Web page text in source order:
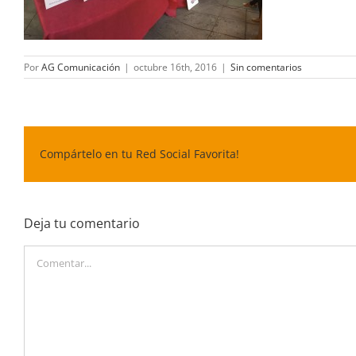
PorAG Comunicación | octubre 16th, 2016 | Sin comentarios
Compártelo en tu Red Social Favorita!
Deja tu comentario